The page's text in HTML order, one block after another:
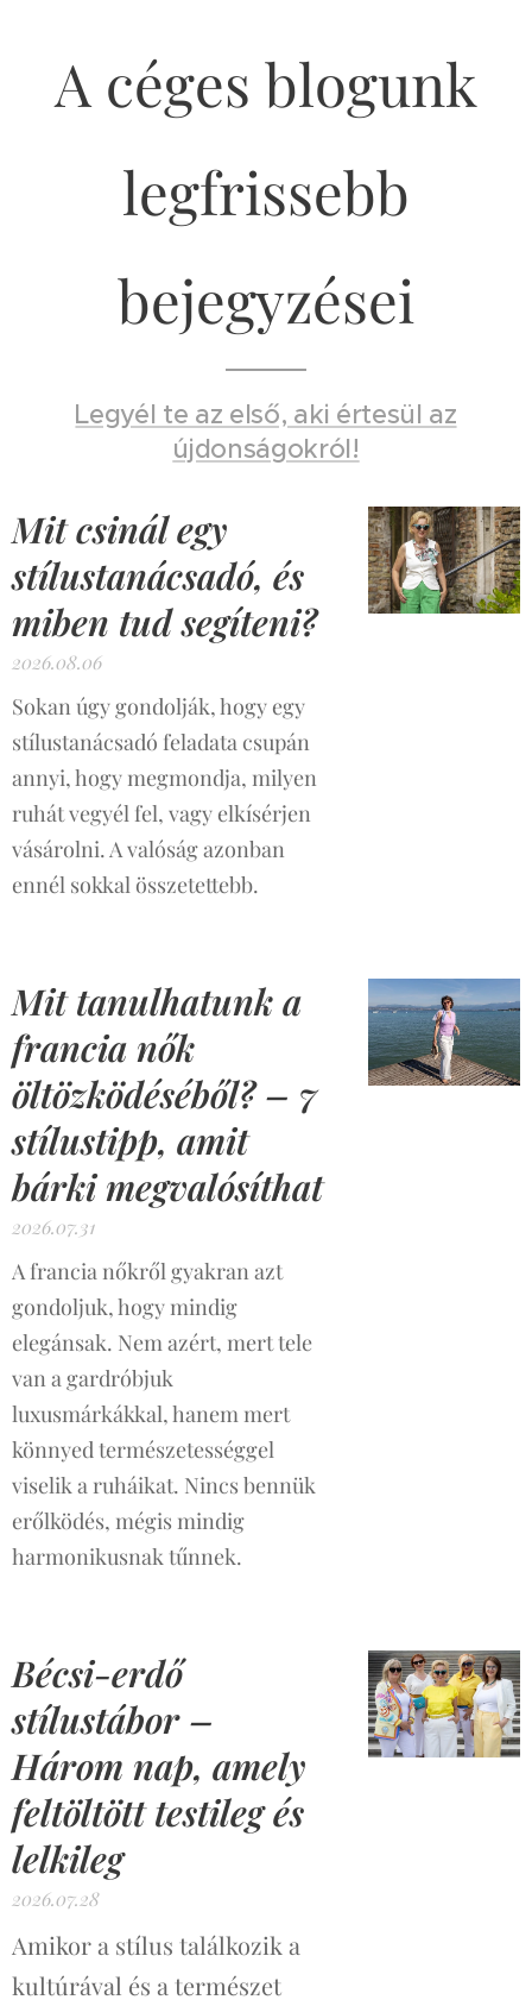
A céges blogunk
legfrissebb
bejegyzései
Legyél te az első, aki értesül az
újdonságokról!
Mit csinál egy
stílustanácsadó, és
miben tud segíteni?
2026.08.06
Sokan úgy gondolják, hogy egy
stílustanácsadó feladata csupán
annyi, hogy megmondja, milyen
ruhát vegyél fel, vagy elkísérjen
vásárolni. A valóság azonban
ennél sokkal összetettebb.
Mit tanulhatunk a
francia nők
öltözködéséből? – 7
stílustipp, amit
bárki megvalósíthat
2026.07.31
A francia nőkről gyakran azt
gondoljuk, hogy mindig
elegánsak. Nem azért, mert tele
van a gardróbjuk
luxusmárkákkal, hanem mert
könnyed természetességgel
viselik a ruháikat. Nincs bennük
erőlködés, mégis mindig
harmonikusnak tűnnek.
Bécsi-erdő
stílustábor –
Három nap, amely
feltöltött testileg és
lelkileg
2026.07.28
Amikor a stílus találkozik a
kultúrával és a természet